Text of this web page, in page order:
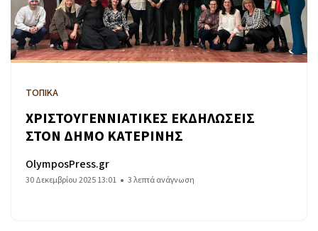
ΤΟΠΙΚΑ
ΧΡΙΣΤΟΥΓΕΝΝΙΑΤΙΚΕΣ ΕΚΔΗΛΩΣΕΙΣ
ΣΤΟΝ ΔΗΜΟ ΚΑΤΕΡΙΝΗΣ
OlymposPress.gr
30 Δεκεμβρίου 2025 13:01 3 λεπτά ανάγνωση